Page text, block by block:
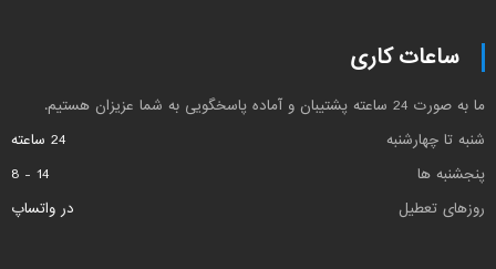
ساعات کاری
ما به صورت 24 ساعته پشتیبان و آماده پاسخگویی به شما عزیزان هستیم.
شنبه تا چهارشنبه
24 ساعته
پنجشنبه ها
14 - 8
روزهای تعطیل
در واتساپ